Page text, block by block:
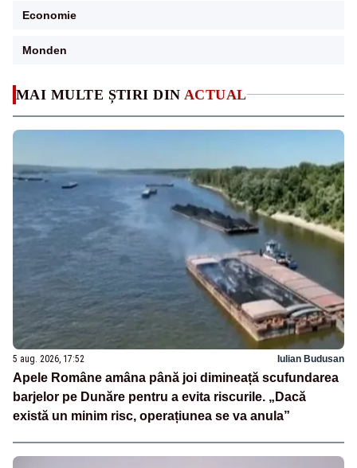
MAI MULTE ȘTIRI DIN ACTUAL
5 aug. 2026, 17:52 Iulian Budusan
Apele Române amâna până joi dimineață scufundarea
barjelor pe Dunăre pentru a evita riscurile. „Dacă
există un minim risc, operațiunea se va anula”
Economie
Monden